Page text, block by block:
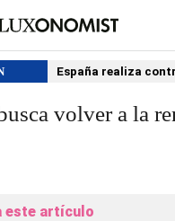
España realiza
volver a la
este artículo